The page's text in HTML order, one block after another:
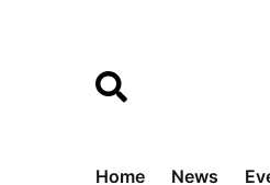
Home News